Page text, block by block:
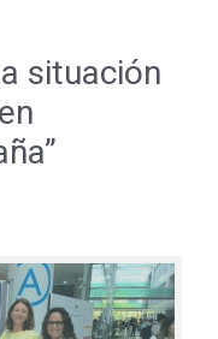
situación